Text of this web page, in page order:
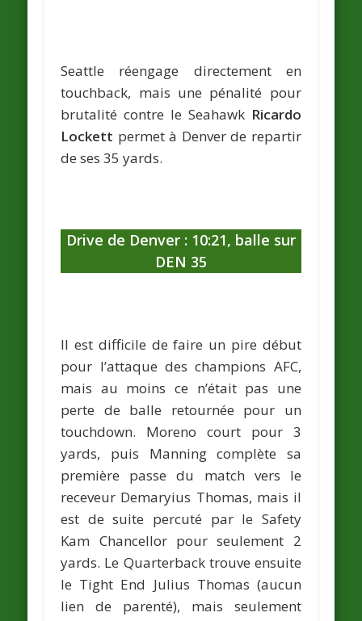
Seattle réengage directement en
touchback, mais une pénalité pour
brutalité contre le Seahawk Ricardo
Lockett permet à Denver de repartir
de ses 35 yards.
Drive de Denver : 10:21, balle sur
DEN 35
Il est difficile de faire un pire début
pour l’attaque des champions AFC,
mais au moins ce n’était pas une
perte de balle retournée pour un
touchdown. Moreno court pour 3
yards, puis Manning complète sa
première passe du match vers le
receveur Demaryius Thomas, mais il
est de suite percuté par le Safety
Kam Chancellor pour seulement 2
yards. Le Quarterback trouve ensuite
le Tight End Julius Thomas (aucun
lien de parenté), mais seulement